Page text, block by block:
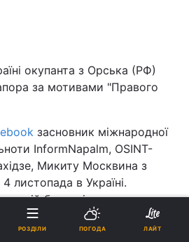
окупанта з Орська (РФ)
за мотивами "Правого
засновник міжнародної
InformNapalm, OSINT-
Микиту Москвина з
листопада в Україні.
бригаді
РОЗДІЛИ ПОГОДА ЛАЙТ